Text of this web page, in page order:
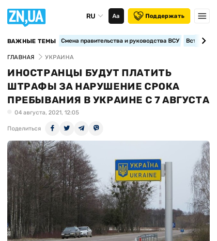
RU Аа Поддержать
ВАЖНЫЕ ТЕМЫ Смена правительства и руководства ВСУ
ГЛАВНАЯ УКРАИНА
ИНОСТРАНЦЫ БУДУТ ПЛАТИТЬ
ШТРАФЫ ЗА НАРУШЕНИЕ СРОКА
ПРЕБЫВАНИЯ В УКРАИНЕ С 7 АВГУСТА
04 августа, 2021, 12:05
Поделиться